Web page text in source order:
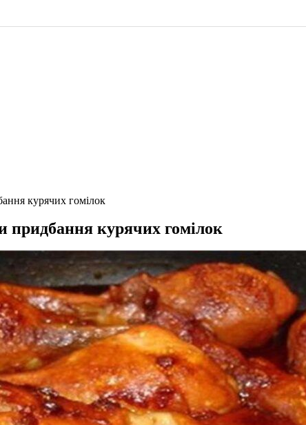
курячих гомілок
придбання курячих гомілок